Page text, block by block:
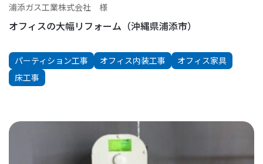
浦添ガス工業株式会社 様
オフィスの大幅リフォーム（沖縄県浦添市）
パーティション工事 オフィス内装工事
オフィス家具
床工事